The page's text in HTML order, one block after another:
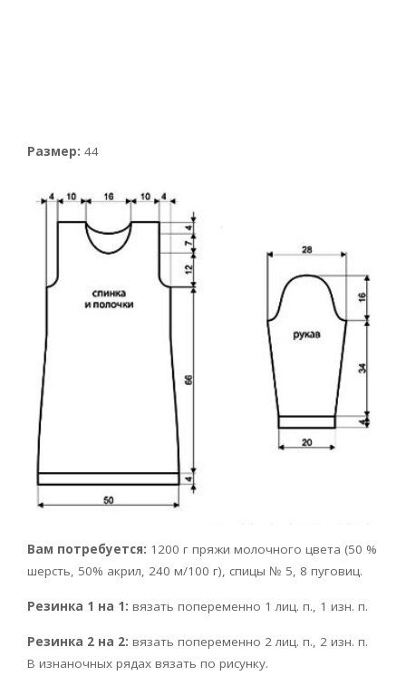
Размер: 44
Вам потребуется: 1200 г пряжи молочного цвета (50 %
шерсть, 50% акрил, 240 м/100 г), спицы № 5, 8 пуговиц.
Резинка 1 на 1: вязать попеременно 1 лиц. п., 1 изн. п.
Резинка 2 на 2: вязать попеременно 2 лиц. п., 2 изн. п.
В изнаночных рядах вязать по рисунку.